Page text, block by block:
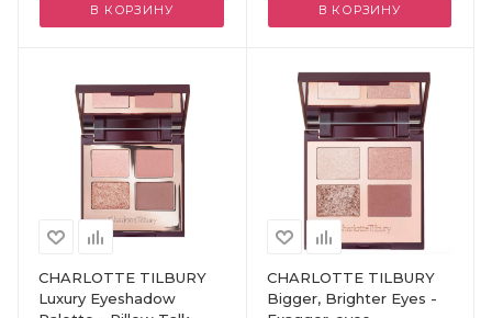
В КОРЗИНУ В КОРЗИНУ
CHARLOTTE TILBURY
Luxury Eyeshadow
CHARLOTTE TILBURY
Bigger, Brighter Eyes -